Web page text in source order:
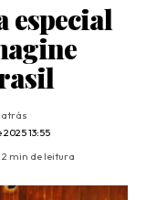
especial
13:55
atrás
2 min de leitura